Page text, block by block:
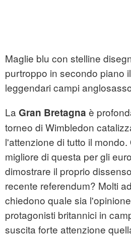
Maglie blu con stelline
purtroppo in secondo piano
leggendari campi
La Gran Bretagna è
torneo di Wimbledon
l'attenzione di tutto il
migliore di questa per gli
dimostrare il proprio
recente referendum? Molti
chiedono quale sia
protagonisti britannici in
suscita forte attenzione